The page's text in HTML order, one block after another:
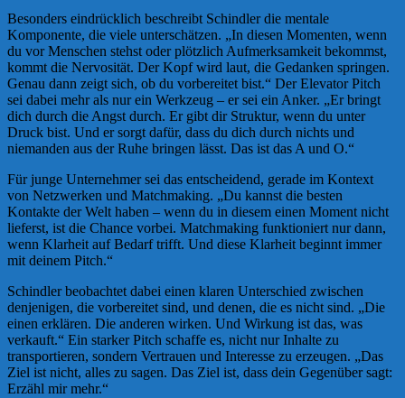
Besonders eindrücklich beschreibt Schindler die mentale
Komponente, die viele unterschätzen. „In diesen Momenten, wenn
du vor Menschen stehst oder plötzlich Aufmerksamkeit bekommst,
kommt die Nervosität. Der Kopf wird laut, die Gedanken springen.
Genau dann zeigt sich, ob du vorbereitet bist.“ Der Elevator Pitch
sei dabei mehr als nur ein Werkzeug – er sei ein Anker. „Er bringt
dich durch die Angst durch. Er gibt dir Struktur, wenn du unter
Druck bist. Und er sorgt dafür, dass du dich durch nichts und
niemanden aus der Ruhe bringen lässt. Das ist das A und O.“
Für junge Unternehmer sei das entscheidend, gerade im Kontext
von Netzwerken und Matchmaking. „Du kannst die besten
Kontakte der Welt haben – wenn du in diesem einen Moment nicht
lieferst, ist die Chance vorbei. Matchmaking funktioniert nur dann,
wenn Klarheit auf Bedarf trifft. Und diese Klarheit beginnt immer
mit deinem Pitch.“
Schindler beobachtet dabei einen klaren Unterschied zwischen
denjenigen, die vorbereitet sind, und denen, die es nicht sind. „Die
einen erklären. Die anderen wirken. Und Wirkung ist das, was
verkauft.“ Ein starker Pitch schaffe es, nicht nur Inhalte zu
transportieren, sondern Vertrauen und Interesse zu erzeugen. „Das
Ziel ist nicht, alles zu sagen. Das Ziel ist, dass dein Gegenüber sagt:
Erzähl mir mehr.“